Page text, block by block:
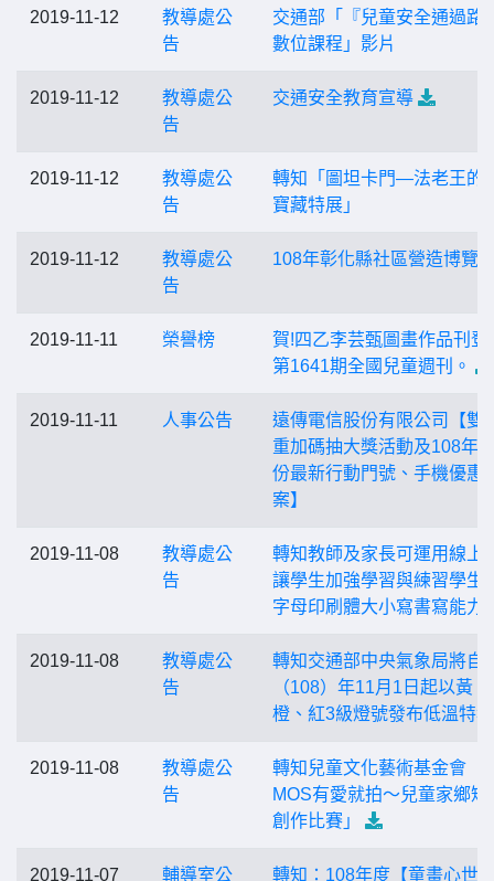
2019-11-12
教導處公
告
交通部「『兒童安全通過路
數位課程」影片
2019-11-12
教導處公
告
交通安全教育宣導
2019-11-12
教導處公
告
轉知「圖坦卡門—法老王的
寶藏特展」
2019-11-12
教導處公
告
108年彰化縣社區營造博覽
2019-11-11 榮譽榜
賀!四乙李芸甄圖畫作品刊登
第1641期全國兒童週刊。
2019-11-11 人事公告
遠傳電信股份有限公司【雙
重加碼抽大獎活動及108年
份最新行動門號、手機優惠
案】
2019-11-08
教導處公
告
轉知教師及家長可運用線上
讓學生加強學習與練習學生
字母印刷體大小寫書寫能力
2019-11-08
教導處公
告
轉知交通部中央氣象局將自
（108）年11月1日起以黃、
橙、紅3級燈號發布低溫特報
2019-11-08
教導處公
告
轉知兒童文化藝術基金會「
MOS有愛就拍～兒童家鄉短
創作比賽」
2019-11-07
輔導室公
轉知：108年度【童畫心世